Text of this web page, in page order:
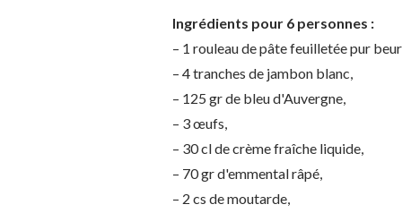
Ingrédients pour 6 personnes :
– 1 rouleau de pâte feuilletée pur
– 4 tranches de jambon blanc,
– 125 gr de bleu d'Auvergne,
– 3 œufs,
– 30 cl de crème fraîche liquide,
– 70 gr d'emmental râpé,
– 2 cs de moutarde,